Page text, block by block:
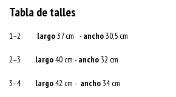
Tabla de talles
1–2 largo37 cm -ancho30,5 cm
2–3 largo40 cm -ancho32 cm
3–4 largo42 cm - ancho34 cm